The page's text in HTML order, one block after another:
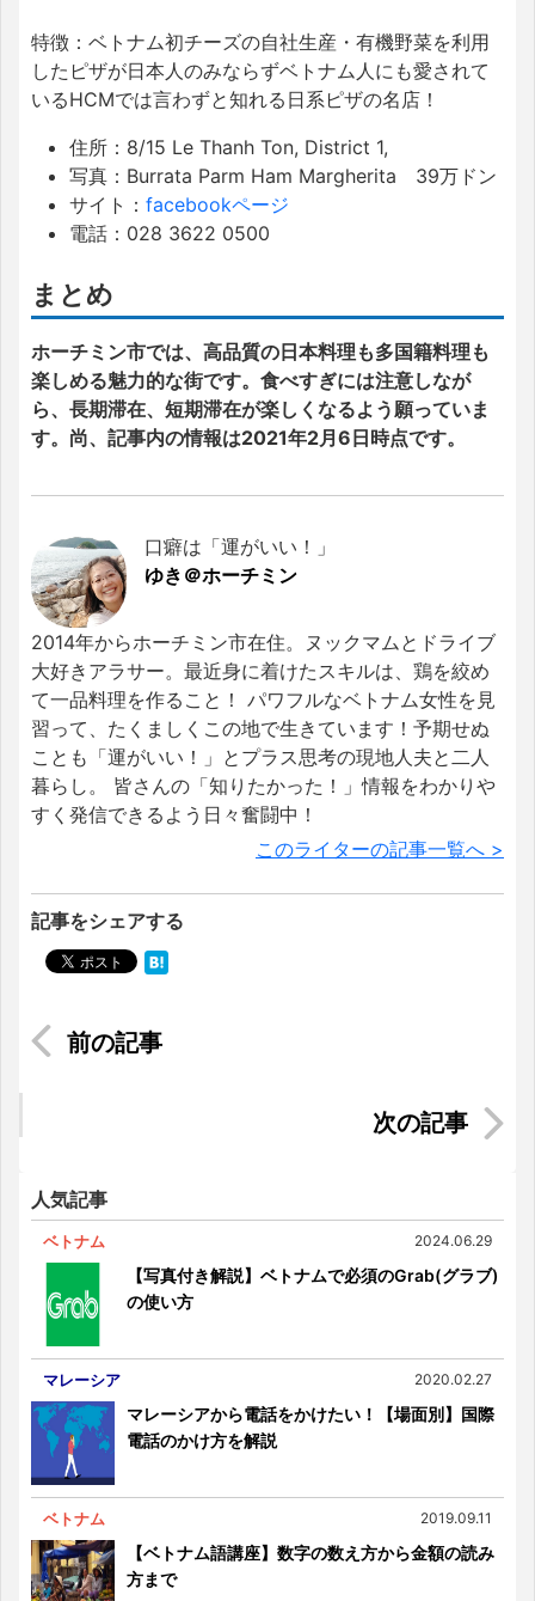
特徴：ベトナム初チーズの自社生産・有機野菜を利用
したピザが日本人のみならずベトナム人にも愛されて
いるHCMでは言わずと知れる日系ピザの名店！
住所： 8/15 Le Thanh Ton, District 1,
写真：Burrata Parm Ham Margherita 39万ドン
サイト： facebookページ
電話： 028 3622 0500
まとめ
ホーチミン市では、 高品質の日本料理も多国籍料理も
楽しめる魅力的な街です。食べすぎには注意しなが
ら、長期滞在、短期滞在が楽しくなるよう願っていま
す。尚、記事内の情報は2021年2月6日時点です。
口癖は「運がいい！」
ゆき＠ホーチミン
2014年からホーチミン市在住。ヌックマムとドライブ
大好きアラサー。最近身に着けたスキルは、鶏を絞め
て一品料理を作ること！ パワフルなベトナム女性を見
習って、たくましくこの地で生きています！予期せぬ
ことも「運がいい！」とプラス思考の現地人夫と二人
暮らし。 皆さんの「知りたかった！」情報をわかりや
すく発信できるよう日々奮闘中！
このライターの記事一覧へ >
記事をシェアする
クアラルンプールってどういうところ？基本情報
インドネシアの京都 ★古都ジョグジャカルタ★
人気記事
ベトナム 2024.06.29
【写真付き解説】ベトナムで必須のGrab(グラブ)
の使い方
マレーシア 2020.02.27
マレーシアから電話をかけたい！【場面別】国際
電話のかけ方を解説
ベトナム 2019.09.11
【ベトナム語講座】数字の数え方から金額の読み
方まで